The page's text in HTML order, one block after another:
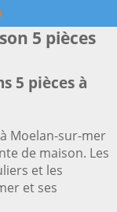
5 pièces
5 pièces à
Moelan-sur-mer
de maison. Les
et les
et ses